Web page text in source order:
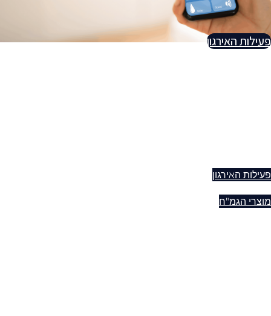
פעילות האירגון
פעילות האירגון
מוצרי הגמ"ח